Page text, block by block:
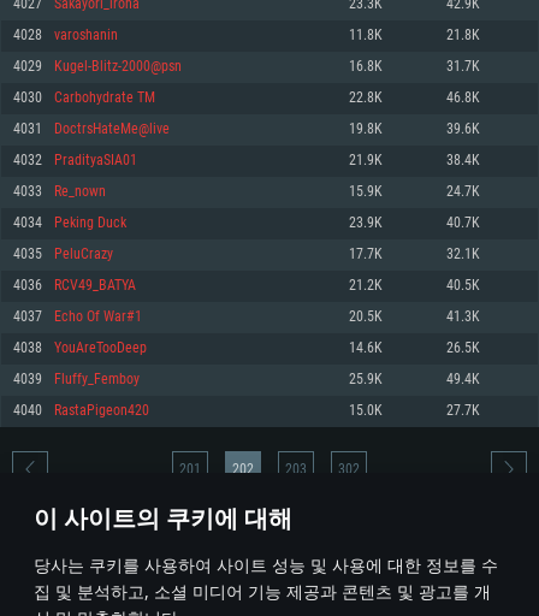
이 사이트의 쿠키에 대해
당사는 쿠키를 사용하여 사이트 성능 및 사용에 대한 정보를 수
집 및 분석하고, 소셜 미디어 기능 제공과 콘텐츠 및 광고를 개
운영체제: Windows 10 (64 bit)
프로세서: 2.2 GHz 듀얼코어 이상
메모리: 4GB
그래픽 카드: DirectX 11 이상을 지원하는 AMD Radeon 77XX / NVIDIA
GeForce GT 660. 최소 사양 해상도: 720p
네트워크: 브로드밴드 인터넷
여유 저장 공간: 22.1 GB (최소 클라이언트)
권장 사양
570 혹은 그 이상
여유 저장 공간: 62.2 GB (전체 클라이언트)
운영체제: Mac OS Big Sur 11.0
프로세서: 최소 2.2 GHz의 Core i5 (Intel Xeon 은 지원하지 않습니다)
메모리: 6 GB
그래픽 카드: Metal 을 지원하는 Intel Iris Pro 5200 (Mac), 혹은 이와 비슷한 성
능을 가지는 Mac 버전의 AMD/Nvidia. 최소 해상도: 720p
네트워크: 브로드밴드 인터넷
여유 저장 공간: 22.1 GB (최소 클라이언트)
권장 사양
네트워크: 브로드밴드 인터넷
여유 저장 공간: 62.2 GB (전체 클라이언트)
운영체제: 64bit Linux 중 최신 버전
프로세서: 2.4 GHz 듀얼코어
메모리: 4 GB
그래픽 카드: Vulkan 을 지원하고, 최신 그래픽 드라이버를 지원하는 NVIDIA
660 (6개월 미만) 혹은 그와 동급의 성능을 가지며 최신 그래픽 드라이버를 지
원하는 AMD (6개월 미만; 최소사양 지원 해상도 720p)
네트워크: 브로드밴드 인터넷
여유 저장 공간: 22.1 GB (최소 클라이언트)
권장 사양
운영체제: Ubuntu 20.04 64bit
프로세서: Intel Core i7
메모리: 16 GB
그래픽 카드: Vulkan 을 지원하고, 최신 그래픽 드라이버를 지원하는 NVIDIA
1060 (6개월 미만) 혹은 그와 동급의 성능을 가지며 최신 그래픽 드라이버를
지원하는 AMD RX 570 (6개월 미만; 최소사양 지원 해상도 720p) 이상
여유 저장 공간: 62.2 GB (전체 클라이언트)
4027 Sakayori_iroha 23.3K 42.9K
4028 varoshanin 11.8K 21.8K
4029 Kugel-Blitz-2000@psn 16.8K 31.7K
4030 Carbohydrate TM 22.8K 46.8K
4031 DoctrsHateMe@live 19.8K 39.6K
4032 PradityaSIA01 21.9K 38.4K
4033 Re_nown 15.9K 24.7K
4034 Peking Duck 23.9K 40.7K
4035 PeluCrazy 17.7K 32.1K
4036 RCV49_BATYA 21.2K 40.5K
4037 Echo Of War#1 20.5K 41.3K
4038 YouAreTooDeep 14.6K 26.5K
4039 Fluffy_Femboy 25.9K 49.4K
4040 RastaPigeon420 15.0K 27.7K
* 순위표는 매일 1회 갱신됩니다
201 202 203 302